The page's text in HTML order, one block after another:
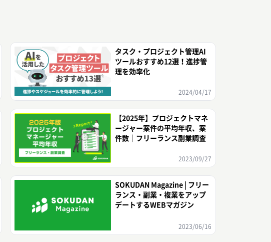
タスク・プロジェクト管理AI
ツールおすすめ12選！進捗管
理を効率化
2024/04/17
【2025年】プロジェクトマネ
ージャー案件の平均年収、案
件数｜フリーランス副業調査
2023/09/27
SOKUDAN Magazine | フリー
ランス・副業・複業をアップ
デートするWEBマガジン
2023/06/16